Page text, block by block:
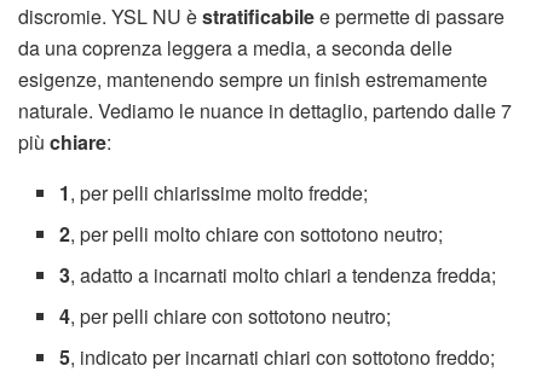
discromie. YSL NU èstratificabilee permette di passare
da una coprenza leggera a media, a seconda delle
esigenze, mantenendo sempre un finish estremamente
naturale. Vediamo le nuance in dettaglio, partendo dalle 7
più chiare:
1, per pelli chiarissime molto fredde;
2, per pelli molto chiare con sottotono neutro;
3, adatto a incarnati molto chiari a tendenza fredda;
4, per pelli chiare con sottotono neutro;
5, indicato per incarnati chiari con sottotono freddo;